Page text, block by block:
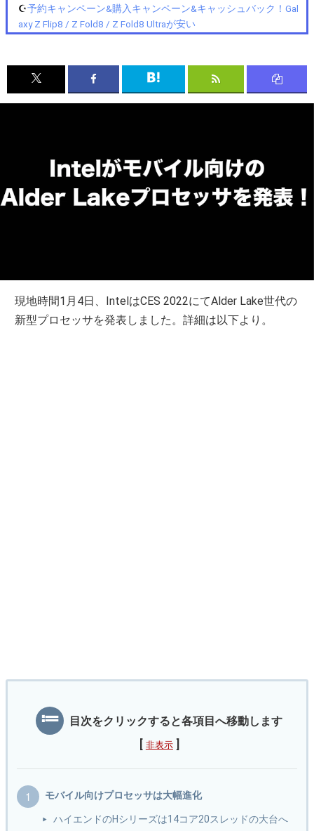
☪️予約キャンペーン&購入キャンペーン&キャッシュバック！Gal
axy Z Flip8 / Z Fold8 / Z Fold8 Ultraが安い
現地時間1月4日、IntelはCES 2022にてAlder Lake世代の
新型プロセッサを発表しました。詳細は以下より。
目次をクリックすると各項目へ移動します
非表示
モバイル向けプロセッサは大幅進化
ハイエンドのHシリーズは14コア20スレッドの大台へ